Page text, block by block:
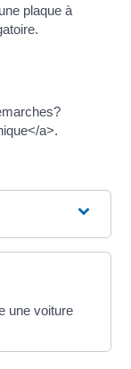
plaque à
a>.
une voiture